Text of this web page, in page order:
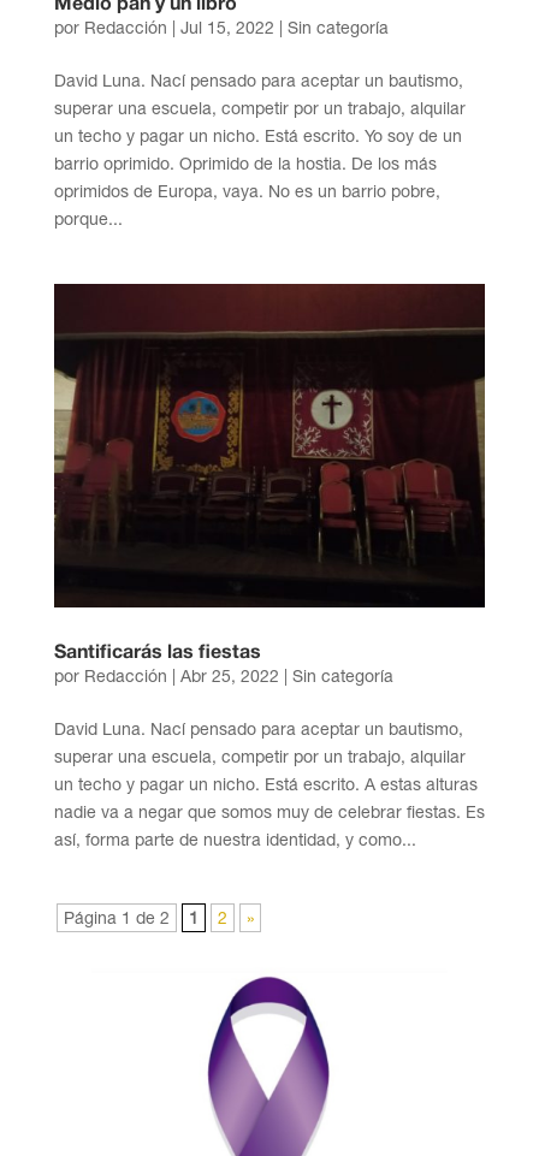
Medio pan y un libro
por Redacción Jul 15, 2022 | Sin categoría
David Luna. Nací pensado para aceptar un bautismo,
superar una escuela, competir por un trabajo, alquilar
un techo y pagar un nicho. Está escrito. Yo soy de un
barrio oprimido. Oprimido de la hostia. De los más
oprimidos de Europa, vaya. No es un barrio pobre,
porque...
Santificarás las fiestas
por Redacción Abr 25, 2022 | Sin categoría
David Luna. Nací pensado para aceptar un bautismo,
superar una escuela, competir por un trabajo, alquilar
un techo y pagar un nicho. Está escrito. A estas alturas
nadie va a negar que somos muy de celebrar fiestas. Es
así, forma parte de nuestra identidad, y como...
Página 1 de 2 1 2 »